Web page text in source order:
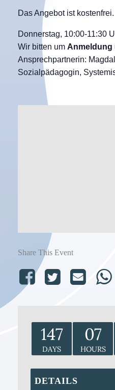
Das Angebot ist kostenfrei.
Donnerstag, 10:00-11:30
Wir bitten um Anmeldung
Ansprechpartnerin:
Sozialpädagogin,
Share This Event
147
DAYS
07
HOURS
DETAILS